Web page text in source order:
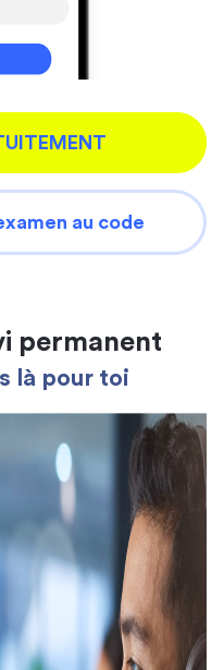
au code
permanent
là pour toi